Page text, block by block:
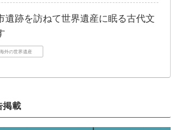
遺跡を訪ねて世界遺産に眠る古代文
海外の世界遺産
掲載